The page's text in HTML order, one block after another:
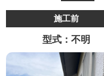
施工前
型式：不明